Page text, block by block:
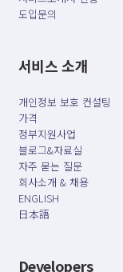
도입문의
서비스 소개
개인정보 보호 컨설팅
가격
정부지원사업
블로그&자료실
자주 묻는 질문
회사소개 & 채용
ENGLISH
日本語
Developers